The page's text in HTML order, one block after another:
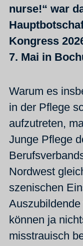
nurse!“ war
Kongress
7. Mai in
Warum es
in der Pflege
aufzutreten,
Junge Pflege
Nordwest
szenischen
können ja
misstrauisch